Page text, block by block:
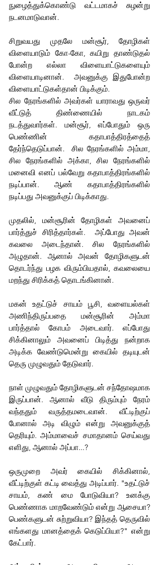
நுழைத்துக்கொண்டு வட்டமாகச் சுழன்று
நடனமாடுவான்.
சிறுவயது முதலே மன்சூர், தோழிகள்
விளையாடும் கோ-கோ, கயிறு தாண்டுதல்
போன்ற எல்லா விளையாட்டுகளையும்
விளையாடினான்.  அவனுக்கு இதுபோன்ற
விளையாட்டுகள்தான் பிடிக்கும்.
சில நேரங்களில் அவர்கள் யாராவது ஒருவர்
வீட்டுத் திண்ணையில் நாடகம்
நடத்துவார்கள். மன்சூர், எப்போதும் ஒரு
பெண்ணின் கதாபாத்திரத்தைத்
தேர்ந்தெடுப்பான்.  சில நேரங்களில் அம்மா,
சில நேரங்களில் அக்கா, சில நேரங்களில்
மனைவி எனப் பல்வேறு கதாபாத்திரங்களில்
நடிப்பான். ஆண் கதாபாத்திரங்களில்
நடிப்பது அவனுக்குப் பிடிக்காது.
முதலில், மன்சூரின் தோழிகள் அவனைப்
பார்த்துச் சிரித்தார்கள்.  அப்போது அவன்
கவலை அடைந்தான். சில நேரங்களில்
அழுதான். ஆனால் அவன் தோழிகளுடன்
தொடர்ந்து பழக விரும்பியதால், கவலையை
மறந்து சிரிக்கத் தொடங்கினான்.
மகன் உதட்டுச் சாயம் பூசி, வளையல்கள்
அணிந்திருப்பதை மன்சூரின் அம்மா
பார்த்தால் கோபம் அடைவார். எப்போது
சிக்கினாலும் அவனைப் பிடித்து நன்றாக
அடிக்க வேண்டுமென்று கையில் தடியுடன்
தெரு முழுவதும் தேடுவார்.
நாள் முழுவதும் தோழிகளுடன் சந்தோஷமாக
இருப்பான். ஆனால் வீடு திரும்பும் நேரம்
வந்ததும் வருத்தமடைவான். வீட்டிற்குப்
போனால் அடி விழும் என்று அவனுக்குத்
தெரியும். அம்மாவைச் சமாதானம் செய்வது
எளிது, ஆனால் அப்பா...?
ஒருமுறை அவர் கையில் சிக்கினால்,
வீட்டிற்குள் கட்டி வைத்து அடிப்பார். "உதட்டுச்
சாயம், கண் மை போடுவியா? உனக்கு
பெண்ணாக மாறவேண்டும் என்று ஆசையா?
பெண்களுடன் சுற்றுவியா? இந்தத் தெருவில்
எங்களது மானத்தைக் கெடுப்பியா?" என்று
கேட்பார்.